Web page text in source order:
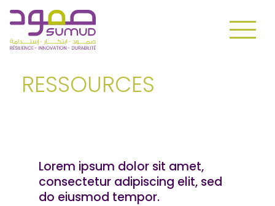
RESSOURCES
Lorem ipsum dolor sit amet,
consectetur adipiscing elit, sed
do eiusmod tempor.